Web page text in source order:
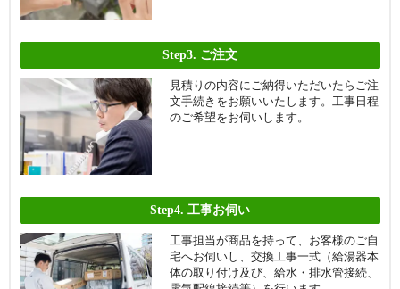
Step3. ご注文
見積りの内容にご納得いただいたらご注
文手続きをお願いいたします。工事日程
のご希望をお伺いします。
Step4. 工事お伺い
工事担当が商品を持って、お客様のご自
宅へお伺いし、交換工事一式（給湯器本
体の取り付け及び、給水・排水管接続、